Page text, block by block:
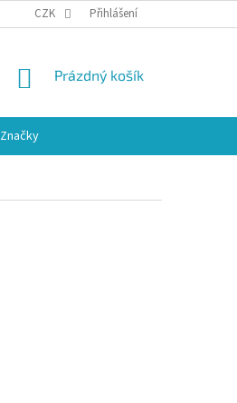
CZK Přihlášení
NÁKUPNÍ
Prázdný košík
Značky